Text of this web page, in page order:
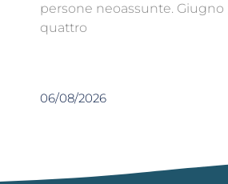
persone neoassunte.
quattro
06/08/2026